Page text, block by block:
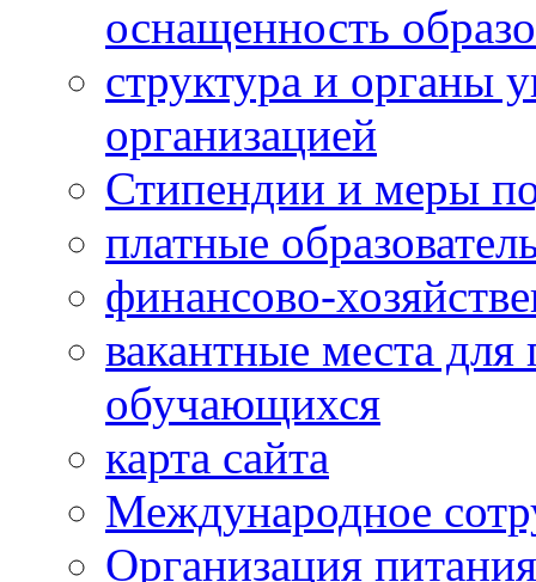
оснащенность
структура и органы
организацией
Стипендии и меры
платные
финансово-
вакантные места
обучающихся
карта сайта
Международное
Организация